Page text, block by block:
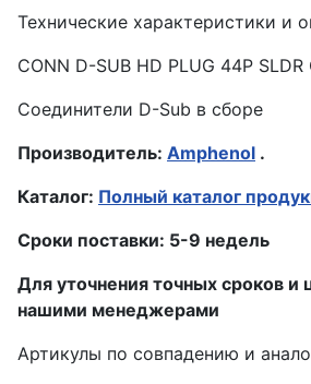
Технические характеристики и
CONN D-SUB HD PLUG 44P SLDR
Соединители D-Sub в сборе
Производитель: Amphenol .
Каталог: Полный каталог
Сроки поставки: 5-9 недель
Для уточнения точных сроков и
нашими менеджерами
Артикулы по совпадению и